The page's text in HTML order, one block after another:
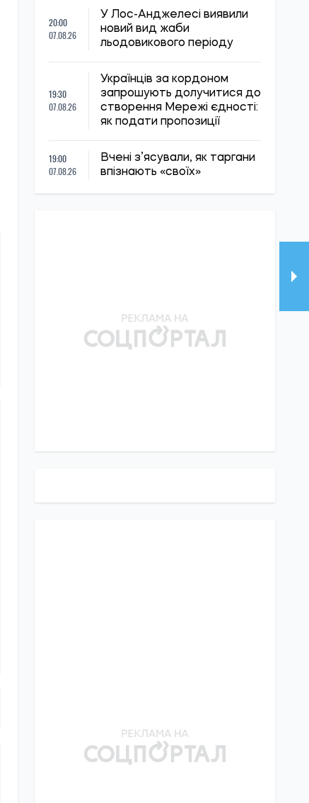
20:00
07.08.26
У Лос-Анджелесі виявили
новий вид жаби
льодовикового періоду
19:30
07.08.26
Українців за кордоном
запрошують долучитися до
створення Мережі єдності:
як подати пропозиції
19:00
07.08.26
Вчені з’ясували, як таргани
впізнають «своїх»